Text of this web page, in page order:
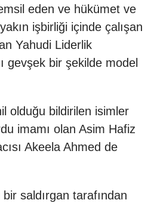
eden ve hükümet ve
işbirliği içinde çalışan
Yahudi Liderlik
gevşek bir şekilde model
olduğu bildirilen isimler
imamı olan Asim Hafiz
Akeela Ahmed de
bir saldırgan tarafından